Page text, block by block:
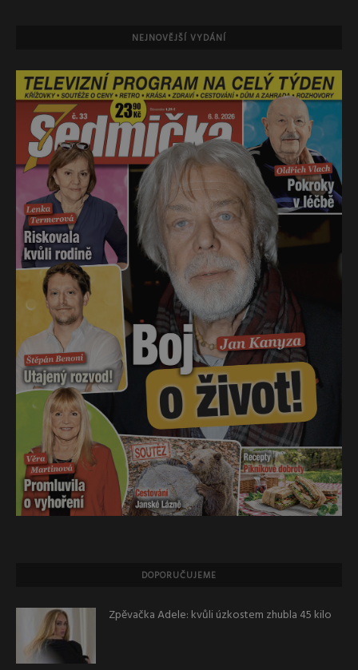
NEJNOVĚJŠÍ VYDÁNÍ
DOPORUČUJEME
Zpěvačka Adele: kvůli úzkostem zhubla 45 kilo